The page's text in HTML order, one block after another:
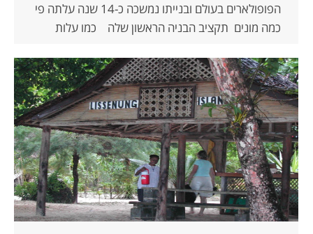
הפופולארים בעולם ובנייתו נמשכה כ-14 שנה עלתה פי
כמה מונים תקציב הבניה הראשון שלה כמו עלות
שנה, שמתפעלים מהמבנה הייחודי, מהמבואה שלו
נשקף נוף מדהים של נמל סידני . בביקורי הראשון
באוסטרליה במהלך סיור סובב עולם שערכתי…